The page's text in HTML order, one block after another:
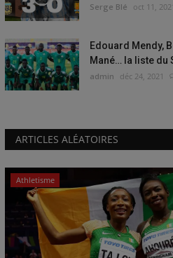
Serge Blé oct 11,
Edouard Mendy,
Mané… la liste du
admin déc 24, 2021
ARTICLES ALÉATOIRES
Athletisme